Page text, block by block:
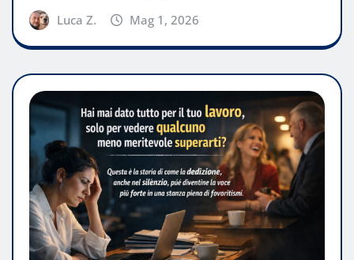
Luca Z. Mag 1, 2026